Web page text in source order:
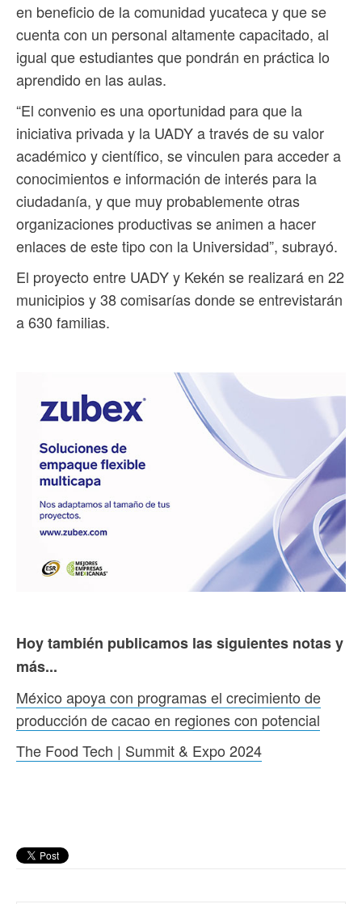
en beneficio de la comunidad yucateca y que se
cuenta con un personal altamente capacitado, al
igual que estudiantes que pondrán en práctica lo
aprendido en las aulas.
“El convenio es una oportunidad para que la
iniciativa privada y la UADY a través de su valor
académico y científico, se vinculen para acceder a
conocimientos e información de interés para la
ciudadanía, y que muy probablemente otras
organizaciones productivas se animen a hacer
enlaces de este tipo con la Universidad”, subrayó.
El proyecto entre UADY y Kekén se realizará en 22
municipios y 38 comisarías donde se entrevistarán
a 630 familias.
Hoy también publicamos las siguientes notas y
más...
México apoya con programas el crecimiento de
producción de cacao en regiones con potencial
The Food Tech | Summit & Expo 2024